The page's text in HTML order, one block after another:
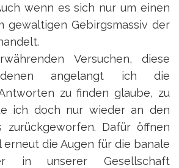
wenn es sich nur um einen
gewaltigen Gebirgsmassiv der
Versuchen, diese
angelangt ich die
zu finden glaube, zu
ich doch nur wieder an den
zurückgeworfen. Dafür öffnen
erneut die Augen für die banale
in unserer Gesellschaft